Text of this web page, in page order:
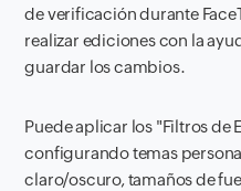
de verificación durante
realizar ediciones con la
guardar los cambios.
Puede aplicar los "Filtros de
configurando temas
claro/oscuro, tamaños de